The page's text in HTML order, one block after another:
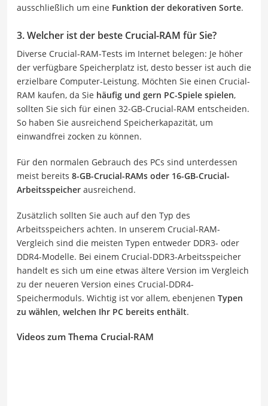
ausschließlich um eine Funktion der dekorativen Sorte.
3. Welcher ist der beste Crucial-RAM für Sie?
Diverse Crucial-RAM-Tests im Internet belegen: Je höher
der verfügbare Speicherplatz ist, desto besser ist auch die
erzielbare Computer-Leistung. Möchten Sie einen Crucial-
RAM kaufen, da Sie häufig und gern PC-Spiele spielen,
sollten Sie sich für einen 32-GB-Crucial-RAM entscheiden.
So haben Sie ausreichend Speicherkapazität, um
einwandfrei zocken zu können.
Für den normalen Gebrauch des PCs sind unterdessen
meist bereits 8-GB-Crucial-RAMs oder 16-GB-Crucial-
Arbeitsspeicher ausreichend.
Zusätzlich sollten Sie auch auf den Typ des
Arbeitsspeichers achten. In unserem Crucial-RAM-
Vergleich sind die meisten Typen entweder DDR3- oder
DDR4-Modelle. Bei einem Crucial-DDR3-Arbeitsspeicher
handelt es sich um eine etwas ältere Version im Vergleich
zu der neueren Version eines Crucial-DDR4-
Speichermoduls. Wichtig ist vor allem, ebenjenen Typen
zu wählen, welchen Ihr PC bereits enthält.
Videos zum Thema Crucial-RAM